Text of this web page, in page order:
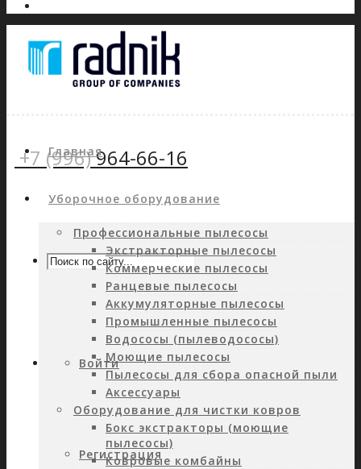
+7 (996)964-66-16
Войти
Регистрация
Главная
Уборочное оборудование
Профессиональные пылесосы
Экстракторные пылесосы
Коммерческие пылесосы
Ранцевые пылесосы
Аккумуляторные пылесосы
Промышленные пылесосы
Водососы (пылеводососы)
Моющие пылесосы
Пылесосы для сбора опасной пыли
Аксессуары
Оборудование для чистки ковров
Бокс экстракторы (моющие
пылесосы)
Ковровые комбайны